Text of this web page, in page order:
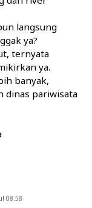
langsung
ya?
ternyata
ya.
banyak,
dinas pariwisata
08.58